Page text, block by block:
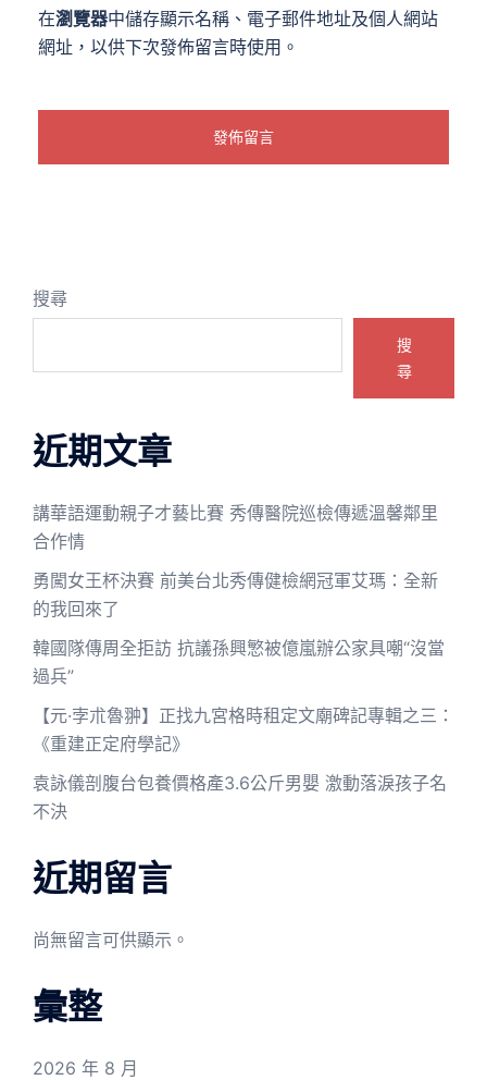
在瀏覽器中儲存顯示名稱、電子郵件地址及個人網站
網址，以供下次發佈留言時使用。
搜尋
搜
尋
近期文章
講華語運動親子才藝比賽 秀傳醫院巡檢傳遞溫馨鄰里
合作情
勇闖女王杯決賽 前美台北秀傳健檢網冠軍艾瑪：全新
的我回來了
韓國隊傳周全拒訪 抗議孫興慜被億嵐辦公家具嘲“沒當
過兵”
【元·孛朮魯翀】正找九宮格時租定文廟碑記專輯之三：
《重建正定府學記》
袁詠儀剖腹台包養價格產3.6公斤男嬰 激動落淚孩子名
不決
近期留言
尚無留言可供顯示。
彙整
2026 年 8 月